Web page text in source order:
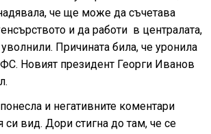
че ще може да съчетава
и да работи в централата,
Причината била, че уронила
Новият президент Георги Иванов
и негативните коментари
вид. Дори стигна до там, че се